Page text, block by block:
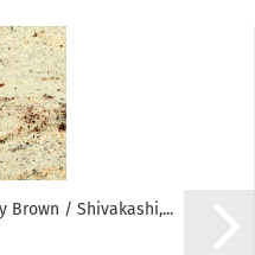
Brown / Shivakashi,...